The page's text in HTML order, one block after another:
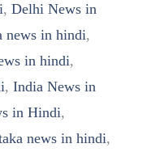
, Delhi News in
news in hindi,
in hindi,
, India News in
in Hindi,
news in hindi,